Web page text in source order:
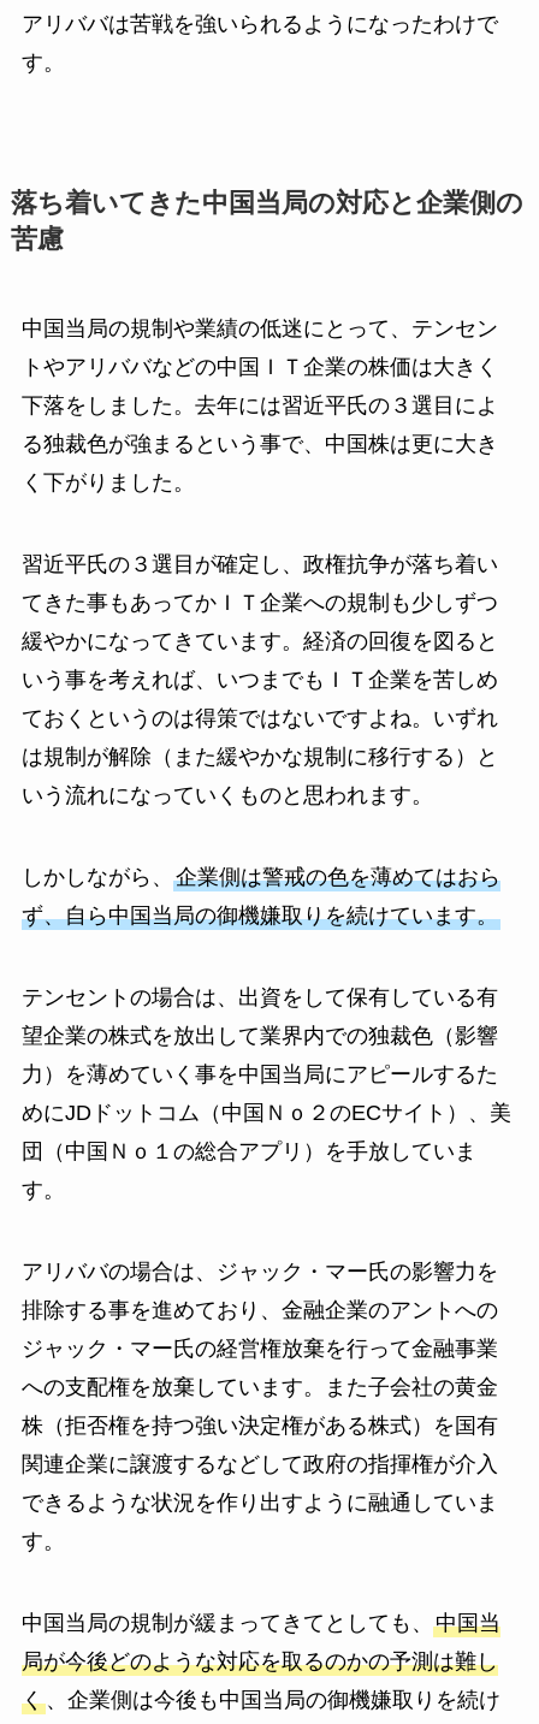
アリババは苦戦を強いられるようになったわけで
す。
落ち着いてきた中国当局の対応と企業側の
苦慮
中国当局の規制や業績の低迷にとって、テンセン
トやアリババなどの中国ＩＴ企業の株価は大きく
下落をしました。去年には習近平氏の３選目によ
る独裁色が強まるという事で、中国株は更に大き
く下がりました。
習近平氏の３選目が確定し、政権抗争が落ち着い
てきた事もあってかＩＴ企業への規制も少しずつ
緩やかになってきています。経済の回復を図ると
いう事を考えれば、いつまでもＩＴ企業を苦しめ
ておくというのは得策ではないですよね。いずれ
は規制が解除（また緩やかな規制に移行する）と
いう流れになっていくものと思われます。
しかしながら、 企業側は警戒の色を薄めてはおら
ず、自ら中国当局の御機嫌取りを続けています。
テンセントの場合は、出資をして保有している有
望企業の株式を放出して業界内での独裁色（影響
力）を薄めていく事を中国当局にアピールするた
めにJDドットコム（中国Ｎｏ２のECサイト）、美
団（中国Ｎｏ１の総合アプリ）を手放していま
す。
アリババの場合は、ジャック・マー氏の影響力を
排除する事を進めており、金融企業のアントへの
ジャック・マー氏の経営権放棄を行って金融事業
への支配権を放棄しています。また子会社の黄金
株（拒否権を持つ強い決定権がある株式）を国有
関連企業に譲渡するなどして政府の指揮権が介入
できるような状況を作り出すように融通していま
す。
中国当局の規制が緩まってきてとしても、 中国当
局が今後どのような対応を取るのかの予測は難し
く、企業側は今後も中国当局の御機嫌取りを続け